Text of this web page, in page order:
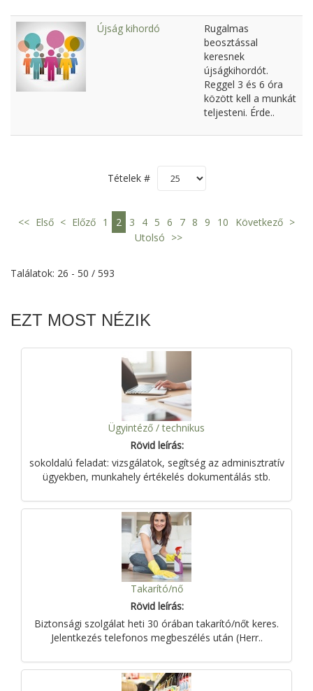
Újság kihordó
Rugalmas
beosztással
keresnek
újságkihordót.
Reggel 3 és 6 óra
között kell a munkát
teljesteni. Érde..
Tételek #
<< Első < Előző 1 2 3 4 5 6 7 8 9 10 Következő >
Utolsó >>
Találatok: 26 - 50 / 593
EZT MOST NÉZIK
Ügyintéző / technikus
Rövid leírás:
sokoldalú feladat: vizsgálatok, segítség az adminisztratív
ügyekben, munkahely értékelés dokumentálás stb.
Takarító/nő
Rövid leírás:
Biztonsági szolgálat heti 30 órában takarító/nőt keres.
Jelentkezés telefonos megbeszélés után (Herr..